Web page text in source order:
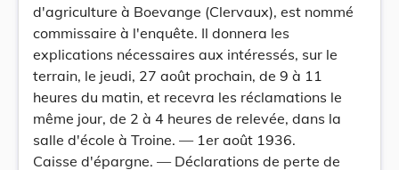
d'agriculture à Boevange (Clervaux), est nommé
commissaire à l'enquête. Il donnera les
explications nécessaires aux intéressés, sur le
terrain, le jeudi, 27 août prochain, de 9 à 11
heures du matin, et recevra les réclamations le
même jour, de 2 à 4 heures de relevée, dans la
salle d'école à Troine. — 1er août 1936.
Caisse d'épargne. — Déclarations de perte de